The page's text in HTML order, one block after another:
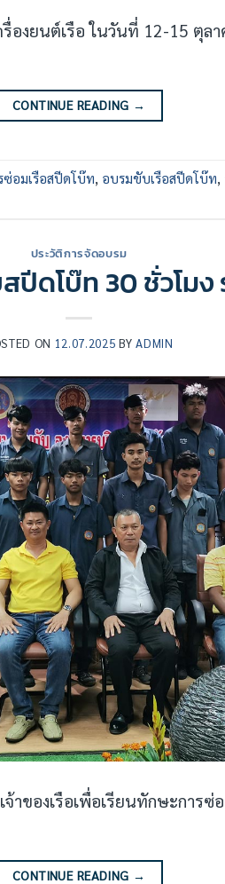
รื่องยนต์เรือ ในวันที่ 12-15 ตุ
CONTINUE READING →
ซ่อมเรือสปีดโบ๊ท, อบรมขับเรือสปีดโบ๊ท,
ประวัติการจัดอบรม
ปีดโบ๊ท 30 ชั่วโมง
ON 12.07.2025 BYADMIN
ของเรือเพื่อเรียนทักษะการซ่
CONTINUE READING →